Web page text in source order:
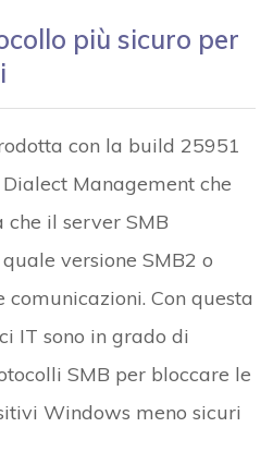
più sicuro per
con la build 25951
Management che
il server SMB
versione SMB2 o
Con questa
IT sono in grado di
SMB per bloccare le
Windows meno sicuri